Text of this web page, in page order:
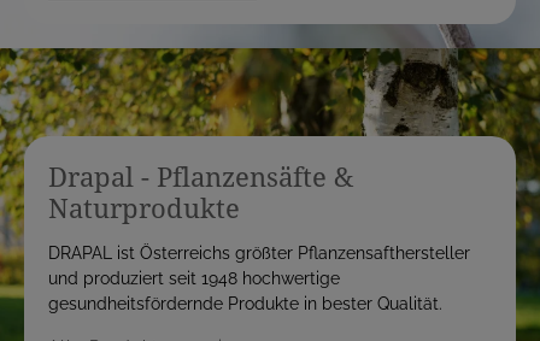
Drapal - Pflanzensäfte &
Naturprodukte
DRAPAL ist Österreichs größter Pflanzensafthersteller
und produziert seit 1948 hochwertige
gesundheitsfördernde Produkte in bester Qualität.